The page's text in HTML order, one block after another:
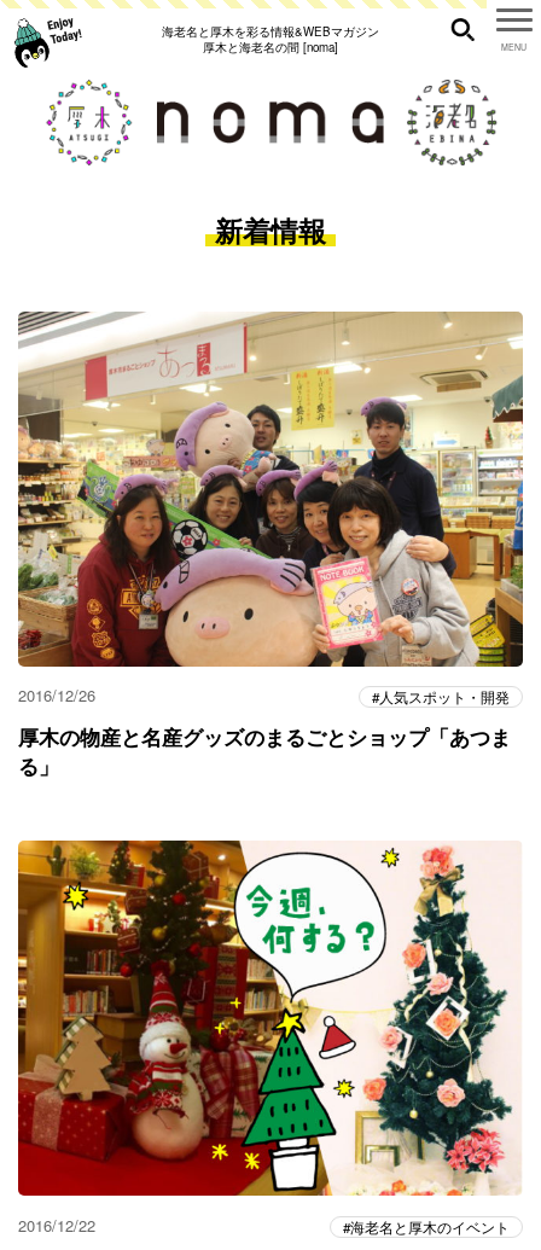
海老名と厚木を彩る情報&WEBマガジン
厚木と海老名の間 [noma]
新着情報
2016/12/26 人気スポット・開発
厚木の物産と名産グッズのまるごとショップ「あつま
る」
2016/12/22 海老名と厚木のイベント